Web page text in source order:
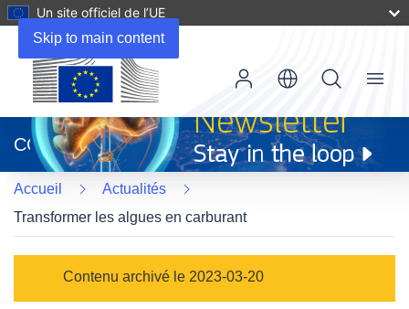
Skip to main content
Un site officiel de l’UE
dans
une
nouvelle
fenêtre)
CORDIS
Menu
Accueil
Actualités
Transformer les algues en carburant
Category
Contenu archivé le 2023-03-20